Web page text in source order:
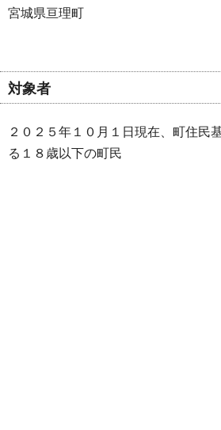
宮城県亘理町
対象者
２０２５年１０月１日現在、町住民
る１８歳以下の町民